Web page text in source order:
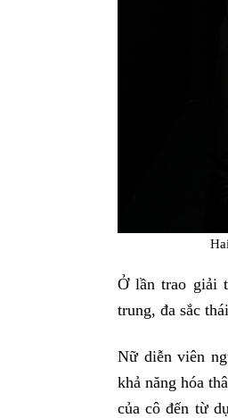
Ở lần trao giải
trung, đa sắc
Nữ diễn viên
khả năng hóa
của cô đến từ